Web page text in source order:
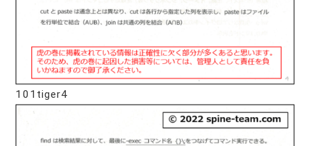
101tiger4